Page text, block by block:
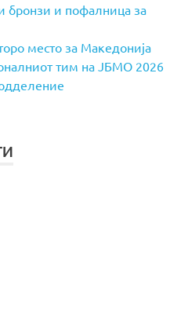
бронзи и пофалница за
место за Македонија
тим на ЈБМО 2026